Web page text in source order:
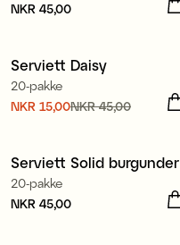
Pris :NKR 45,00
NKR 45,00
Sale
Serviett Daisy
20-pakke
Nåværende pris:
NKR 15,00NKR 45,00
3 for 99 kr
Serviett Solid burgunder
20-pakke
Pris :NKR 45,00
NKR 45,00